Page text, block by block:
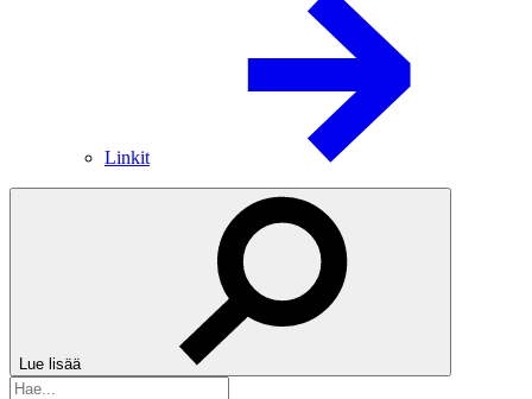
Linkit
Lue lisää